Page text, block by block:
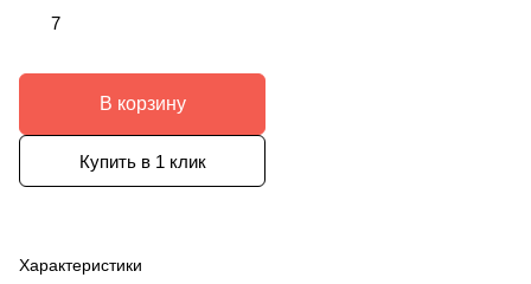
7
В корзину
Купить в 1 клик
Характеристики